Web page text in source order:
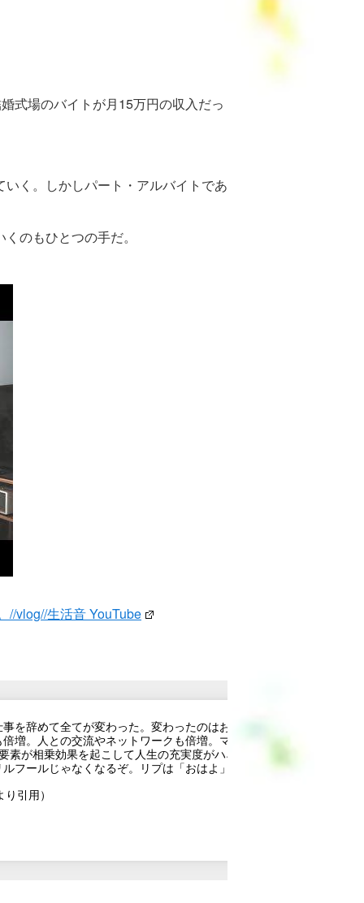
式場のバイトが月15万円の収入だっ
く。しかしパート・アルバイトであ
のもひとつの手だ。
//vlog//生活音 YouTube
を辞めて全てが変わった。変わったのはお金だけじゃない。自由に
増。人との交流やネットワークも倍増。マネー、タイム、リレーシ
素が相乗効果を起こして人生の充実度がハネ上がる。よし!来年はこ
フールじゃなくなるぞ。リプは「おはよ」でOK。
り引用）